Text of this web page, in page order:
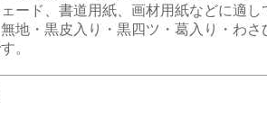
ード、書道用紙、画材用紙などに適し
地・黒皮入り・黒四ツ・葛入り・わさ
。